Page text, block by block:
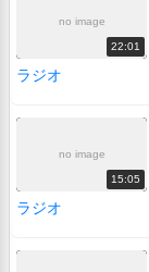
no image
22:01
ラジオ
no image
15:05
ラジオ